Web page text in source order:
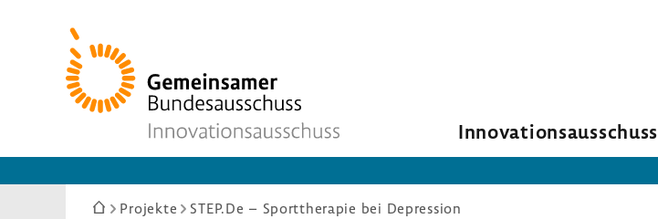
Zur
Startseite
Inno­va­ti­ons­aus­schuss
Sie Projekte STEP.De – Sporttherapie bei Depression